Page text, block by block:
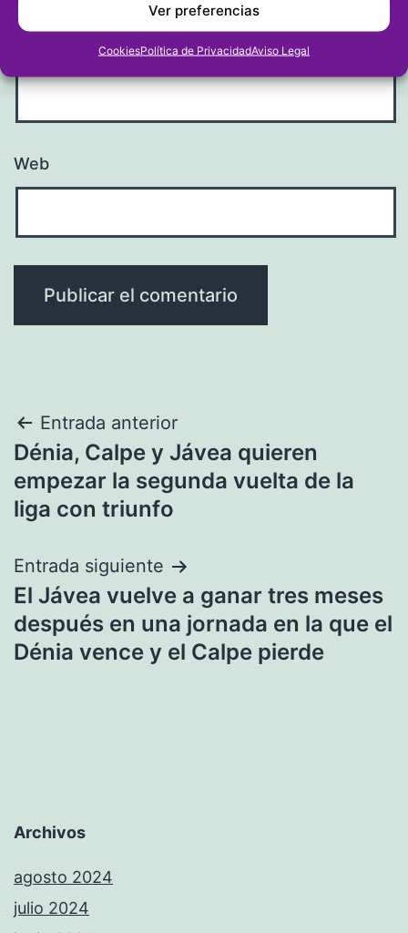
Ver preferencias
CookiesPolítica de PrivacidadAviso Legal
Correo electrónico*
Web
Navegación
de
entradas
Entrada anterior
Dénia, Calpe y Jávea quieren
empezar la segunda vuelta de la
liga con triunfo
Entrada siguiente
El Jávea vuelve a ganar tres meses
después en una jornada en la que el
Dénia vence y el Calpe pierde
Archivos
agosto 2024
julio 2024